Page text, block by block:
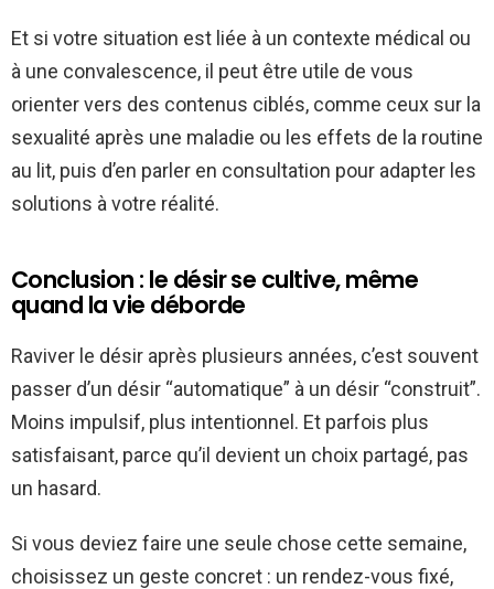
Et si votre situation est liée à un contexte médical ou
à une convalescence, il peut être utile de vous
orienter vers des contenus ciblés, comme ceux sur la
sexualité après une maladie ou les effets de la routine
au lit, puis d’en parler en consultation pour adapter les
solutions à votre réalité.
Conclusion : le désir se cultive, même
quand la vie déborde
Raviver le désir après plusieurs années, c’est souvent
passer d’un désir “automatique” à un désir “construit”.
Moins impulsif, plus intentionnel. Et parfois plus
satisfaisant, parce qu’il devient un choix partagé, pas
un hasard.
Si vous deviez faire une seule chose cette semaine,
choisissez un geste concret : un rendez-vous fixé,